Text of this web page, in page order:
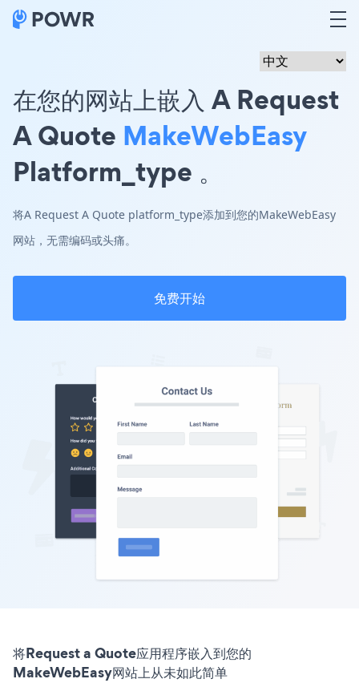
在您的网站上嵌入 A Request
A Quote MakeWebEasy
Platform_type 。
将A Request A Quote platform_type添加到您的MakeWebEasy
网站，无需编码或头痛。
免费开始
将Request a Quote应用程序嵌入到您的
MakeWebEasy网站上从未如此简单